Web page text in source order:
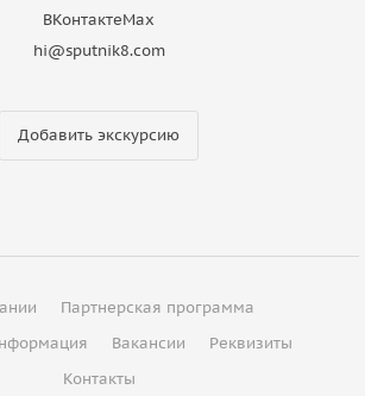
ВКонтактеMax
hi@sputnik8.com
Добавить экскурсию
Партнерская программа
Вакансии
Реквизиты
Контакты